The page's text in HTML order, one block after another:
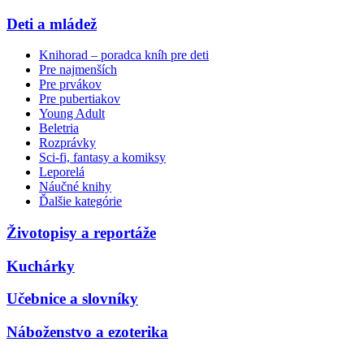
Deti a mládež
Knihorad – poradca kníh pre deti
Pre najmenších
Pre prvákov
Pre pubertiakov
Young Adult
Beletria
Rozprávky
Sci-fi, fantasy a komiksy
Leporelá
Náučné knihy
Ďalšie kategórie
Životopisy a reportáže
Kuchárky
Učebnice a slovníky
Náboženstvo a ezoterika